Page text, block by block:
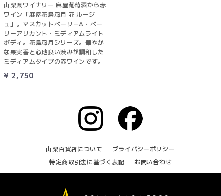
山梨県ワイナリー 麻屋葡萄酒から赤
ワイン「麻屋花鳥風月 花 ルージ
ュ」。マスカットベーリーA・ベー
リーアリカント・ミディアムライト
ボディ。花鳥風月シリーズ。華やか
な果実香と心地良い渋みが調和した
ミディアムタイプの赤ワインです。
¥ 2,750
山梨百貨店について
プライバシーポリシー
特定商取引法に基づく表記
お問い合わせ